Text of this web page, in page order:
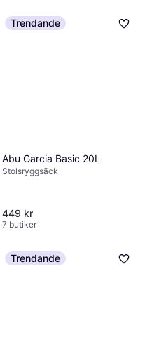
Trendande
Abu Garcia Basic 20L
Stolsryggsäck
449 kr
7 butiker
Trendande